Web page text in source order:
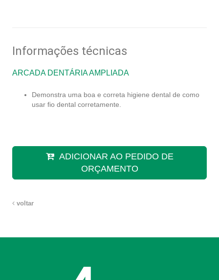
Informações técnicas
ARCADA DENTÁRIA AMPLIADA
Demonstra uma boa e correta higiene dental de como
usar fio dental corretamente.
ADICIONAR AO PEDIDO DE
ORÇAMENTO
voltar